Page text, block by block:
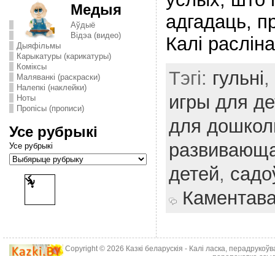
Медыя
Аўдыё
Відэа (видео)
Дыяфільмы
Карыкатуры (карикатуры)
Комiксы
Маляванкі (раскраски)
Налепкі (наклейки)
Ноты
Пропісы (прописи)
Усе рубрыкі
Усе рубрыкі
адгадаць,
Калі
Тэгі: гульні,
игры для
для
детей,
Copyright © 2026 Казкі беларускія - Калі ласка,